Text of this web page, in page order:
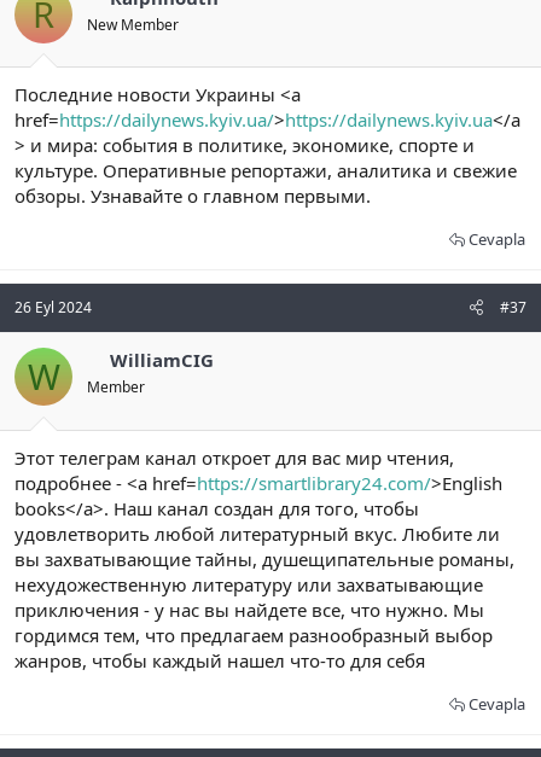
R New Member
Последние новости Украины <a
href=https://dailynews.kyiv.ua/>https://dailynews.kyiv.ua</a
> и мира: события в политике, экономике, спорте и
культуре. Оперативные репортажи, аналитика и свежие
обзоры. Узнавайте о главном первыми.
Cevapla
26 Eyl 2024 #37
W WilliamCIG
Member
Этот телеграм канал откроет для вас мир чтения,
подробнее - <a href=https://smartlibrary24.com/>English
books</a>. Наш канал создан для того, чтобы
удовлетворить любой литературный вкус. Любите ли
вы захватывающие тайны, душещипательные романы,
нехудожественную литературу или захватывающие
приключения - у нас вы найдете все, что нужно. Мы
гордимся тем, что предлагаем разнообразный выбор
жанров, чтобы каждый нашел что-то для себя
Cevapla